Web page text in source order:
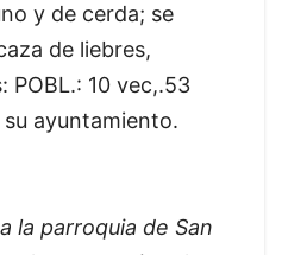
y de cerda; se
de liebres,
POBL.: 10 vec,.53
su ayuntamiento.
la parroquia de San